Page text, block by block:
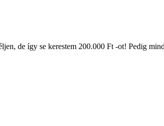
de így se kerestem 200.000 Ft -ot! Pedig